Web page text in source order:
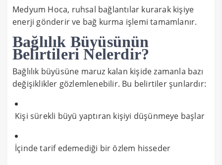
Medyum Hoca, ruhsal bağlantılar kurarak kişiye
enerji gönderir ve bağ kurma işlemi tamamlanır.
Bağlılık Büyüsünün
Belirtileri Nelerdir?
Bağlılık büyüsüne maruz kalan kişide zamanla bazı
değişiklikler gözlemlenebilir. Bu belirtiler şunlardır:
Kişi sürekli büyü yaptıran kişiyi düşünmeye başlar
İçinde tarif edemediği bir özlem hisseder